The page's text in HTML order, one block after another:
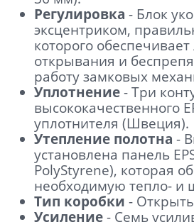
Регулировка - Блок
эксцентриком,
которого обеспечивает
открывания и
работу замковых
Уплотнение- Три
высококачественного
уплотнителя (Швеция).
Утепление полотна -
установлена панель
PolyStyrene), которая
необходимую тепло- и
Тип коробки -
Усиление- Семь